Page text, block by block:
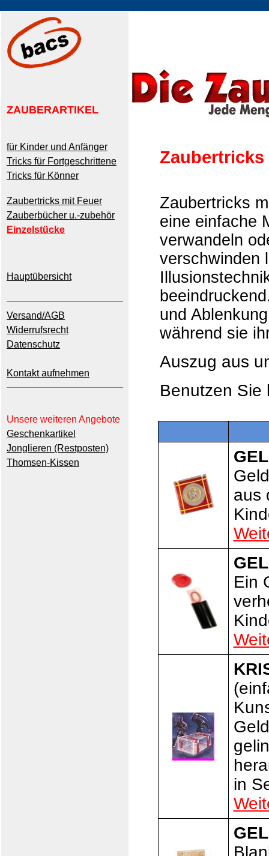
ZAUBERARTIKEL
für Kinder und Anfänger
Tricks für Fortgeschrittene
Tricks für Könner
Zaubertricks mit Feuer
Zauberbücher u.-zubehör
Einzelstücke
Hauptübersicht
Versand/AGB
Widerrufsrecht
Datenschutz
Kontakt aufnehmen
Unsere weiteren Angebote
Geschenkartikel
Jonglieren (Restposten)
Thomsen-Kissen
Zaubertricks
Zaubertricks
eine einfache
verwandeln
verschwinden
und
während sie
Auszug aus
Benutzen Sie
aus
Ein
in